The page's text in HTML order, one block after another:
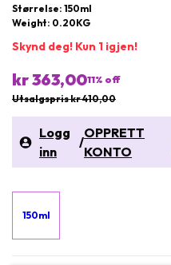
Størrelse: 150ml
Weight: 0.20KG
Skynd deg! Kun 1 igjen!
kr 363,0011% off
Utsalgspris kr 410,00
Logg
inn
/
OPPRETT
KONTO
150ml